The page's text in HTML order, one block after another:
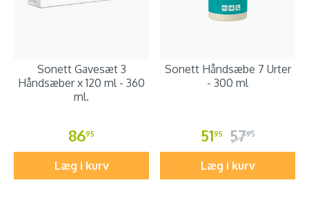
Sonett Gavesæt 3
Håndsæber x 120 ml - 360
ml.
8695
Læg i kurv
Sonett Håndsæbe 7 Urter
- 300 ml
5195 5795
Læg i kurv